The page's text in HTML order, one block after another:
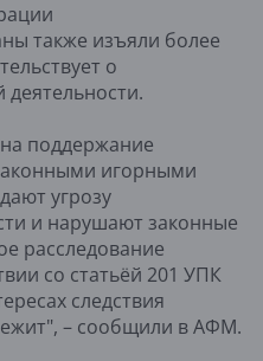
также изъяли более
о
поддержание
игорными
угрозу
и нарушают законные
расследование
со статьёй 201 УПК
следствия
– сообщили в АФМ.